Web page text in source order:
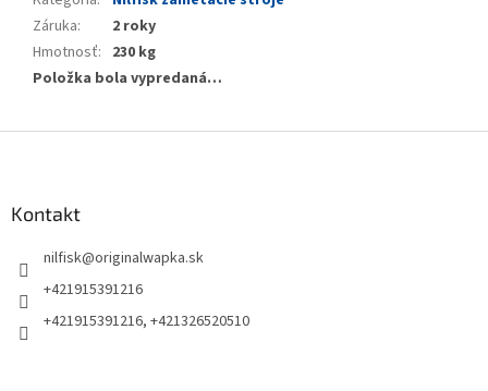
Záruka:
2 roky
Hmotnosť: 230 kg
Položka bola vypredaná…
Kontakt
nilfisk@originalwapka.sk
+421915391216
+421915391216, +421326520510